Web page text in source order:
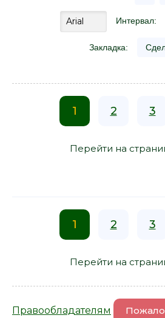
Интервал:
Закладка:
1 2 3
Перейти на
1 2 3
Перейти на
Правообладателям